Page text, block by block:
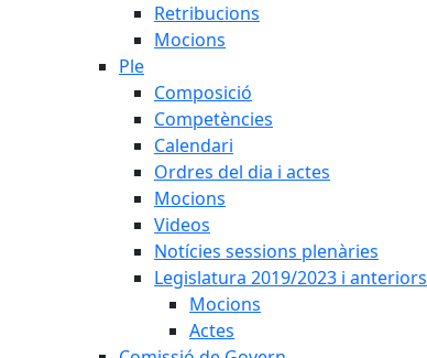
Retribucions
Mocions
Ple
Composició
Competències
Calendari
Ordres del dia i actes
Mocions
Videos
Notícies sessions plenàries
Legislatura 2019/2023 i anteriors
Mocions
Actes